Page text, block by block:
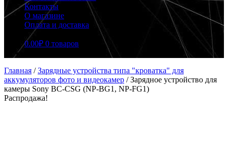
Контакты
О магазине
Оплата и доставка
0.00₽ 0 товаров
Главная /Зарядные устройства типа "кроватка" для
аккумуляторов фото и видеокамер /Зарядное устройство для
камеры Sony BC-CSG (NP-BG1, NP-FG1)
Распродажа!